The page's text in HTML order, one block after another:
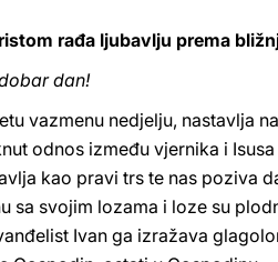
rađa ljubavlju prema
dan!
vazmenu nedjelju, nastavlja
odnos između vjernika i
kao pravi trs te nas poziva
sa svojim lozama i loze su
Ivan ga izražava